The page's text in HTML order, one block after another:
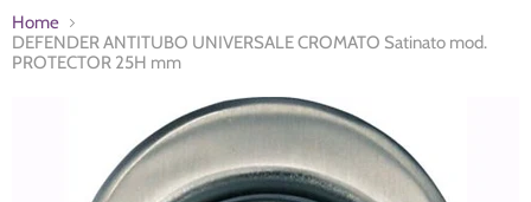
Home
DEFENDER ANTITUBO UNIVERSALE CROMATO Satinato mod.
PROTECTOR 25H mm